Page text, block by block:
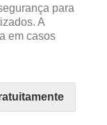
para
A
em casos